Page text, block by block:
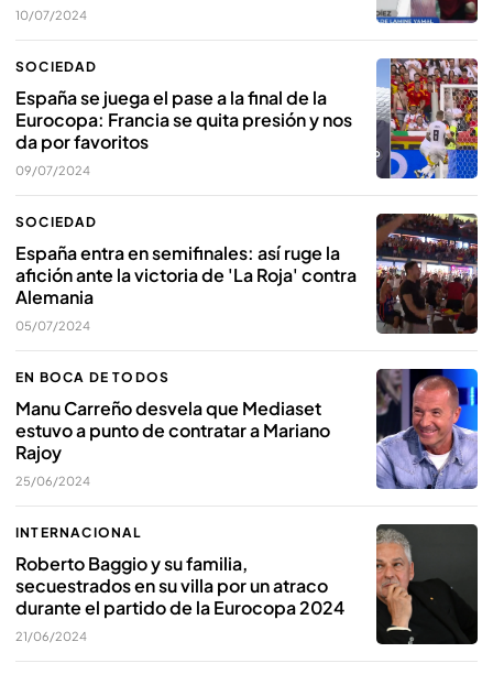
10/07/2024
SOCIEDAD
España se juega el pase a la final de la
Eurocopa: Francia se quita presión y nos
da por favoritos
09/07/2024
SOCIEDAD
España entra en semifinales: así ruge la
afición ante la victoria de 'La Roja' contra
Alemania
05/07/2024
EN BOCA DE TODOS
Manu Carreño desvela que Mediaset
estuvo a punto de contratar a Mariano
Rajoy
25/06/2024
INTERNACIONAL
Roberto Baggio y su familia,
secuestrados en su villa por un atraco
durante el partido de la Eurocopa 2024
21/06/2024